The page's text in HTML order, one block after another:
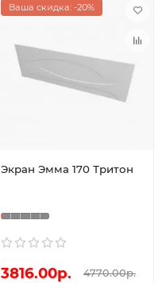
Ваша скидка: -20%
Экран Эмма 170 Тритон
3816.00р. 4770.00р.